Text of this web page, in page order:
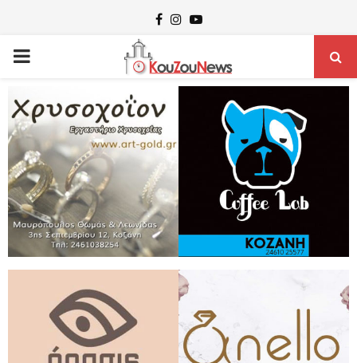
Facebook
Instagram
Youtube
PRIMARY
MENU